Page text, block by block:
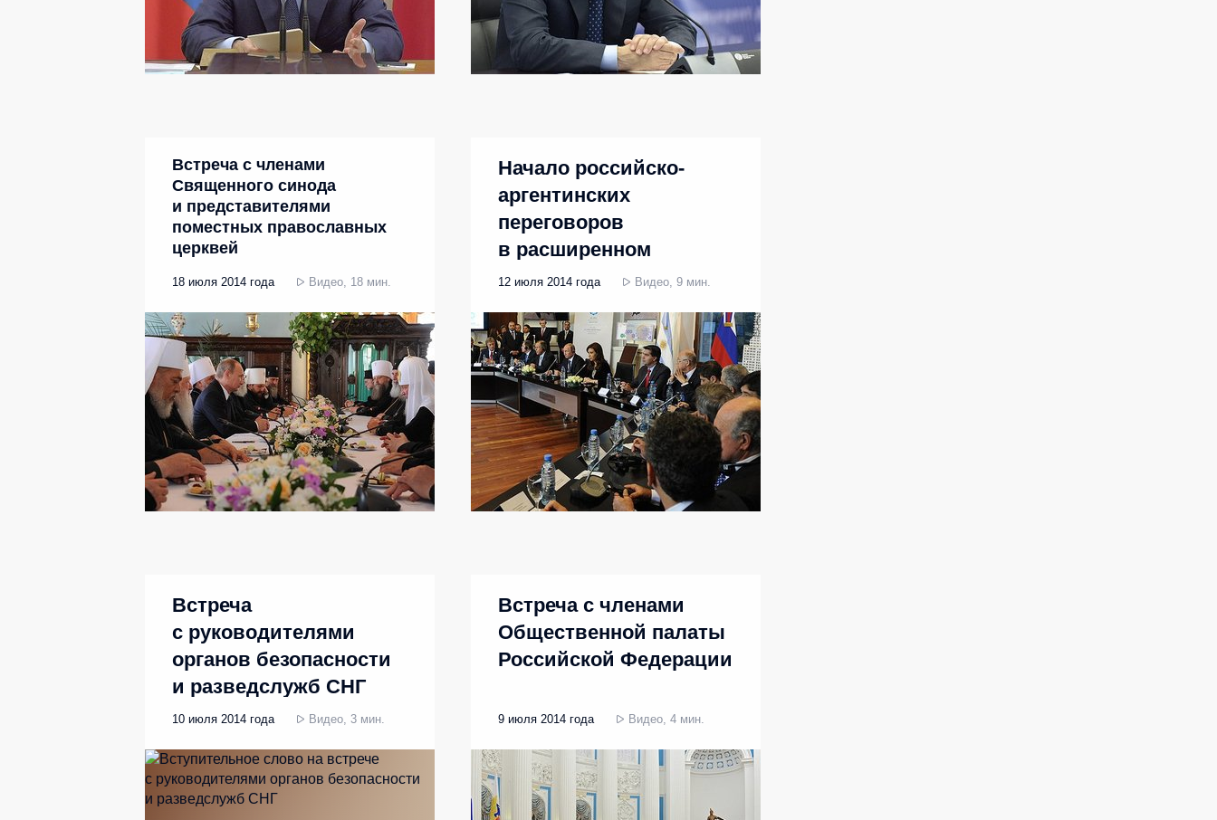
Встреча с членами
Священного синода
и представителями
поместных православных
церквей
18 июля 2014 года Видео, 18 мин.
Начало российско-
аргентинских
переговоров
в расширенном
составе
12 июля 2014 года Видео, 9 мин.
Встреча
с руководителями
органов безопасности
и разведслужб СНГ
10 июля 2014 года Видео, 3 мин.
Встреча с членами
Общественной палаты
Российской Федерации
9 июля 2014 года Видео, 4 мин.